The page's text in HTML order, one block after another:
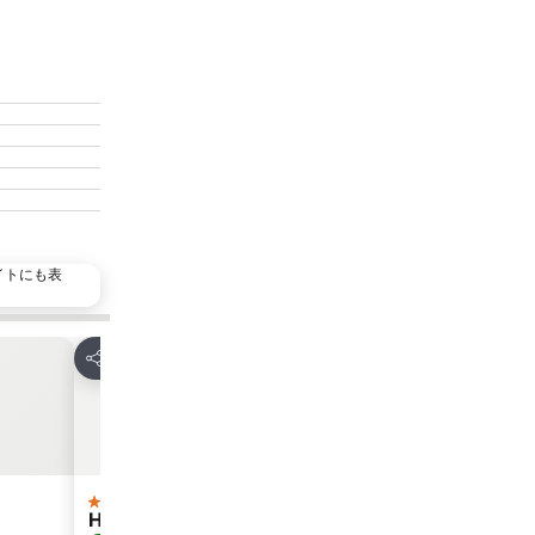
トにも表
シェア
3 ホテルのランク
Hub Hotel - Taipei Songshan Airport